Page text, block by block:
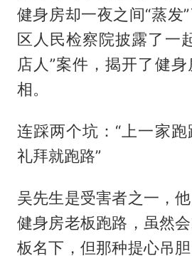
健身房却一夜之间“蒸发
区人民检察院披露了一
店人”案件，揭开了健
相。
连踩两个坑：“上一家
礼拜就跑路”
吴先生是受害者之一，
健身房老板跑路，虽然
板名下，但那种提心吊